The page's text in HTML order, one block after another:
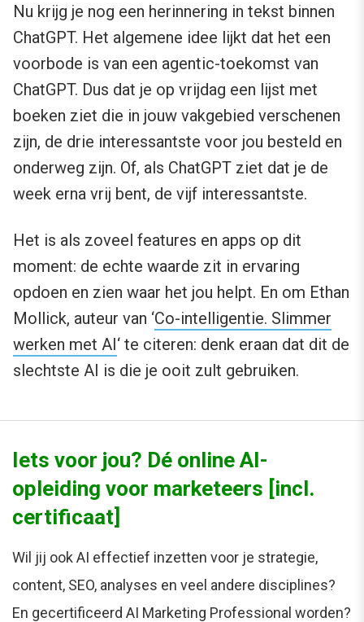
Nu krijg je nog een herinnering in tekst binnen
ChatGPT. Het algemene idee lijkt dat het een
voorbode is van een agentic-toekomst van
ChatGPT. Dus dat je op vrijdag een lijst met
boeken ziet die in jouw vakgebied verschenen
zijn, de drie interessantste voor jou besteld en
onderweg zijn. Of, als ChatGPT ziet dat je de
week erna vrij bent, de vijf interessantste.
Het is als zoveel features en apps op dit
moment: de echte waarde zit in ervaring
opdoen en zien waar het jou helpt. En om Ethan
Mollick, auteur van ‘Co-intelligentie. Slimmer
werken met AI‘ te citeren: denk eraan dat dit de
slechtste AI is die je ooit zult gebruiken.
Iets voor jou? Dé online AI-
opleiding voor marketeers [incl.
certificaat]
Wil jij ook AI effectief inzetten voor je strategie,
content, SEO, analyses en veel andere disciplines?
En gecertificeerd AI Marketing Professional worden?